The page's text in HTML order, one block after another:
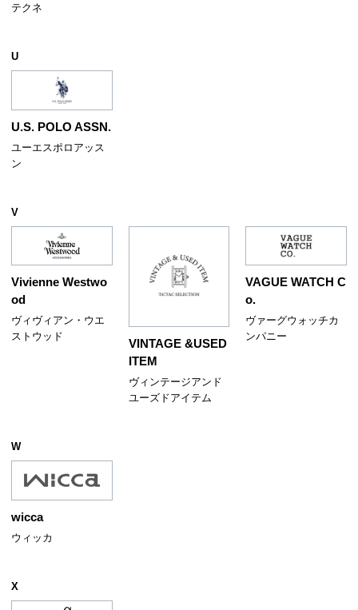
テクネ
U
U.S. POLO ASSN.
ユーエスポロアッス
ン
V
Vivienne Westwo
od
ヴィヴィアン・ウエ
ストウッド
VINTAGE &USED
ITEM
ヴィンテージアンド
ユーズドアイテム
VAGUE WATCH C
o.
ヴァーグウォッチカ
ンパニー
W
wicca
ウィッカ
X